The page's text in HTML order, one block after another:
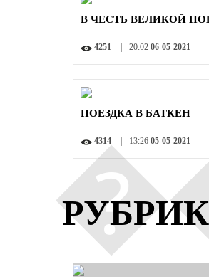
В ЧЕСТЬ ВЕЛИКОЙ
4251 20:02 06-05-2021
ПОЕЗДКА В БАТКЕН
4314 13:26 05-05-2021